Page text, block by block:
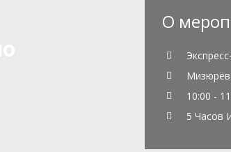
О
10:00 -
5 Часов